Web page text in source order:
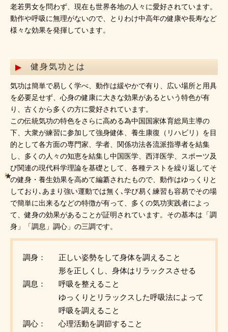
老若男女を問わず、現在も世界各地の人々に愛好されています。
動作や呼吸に無理がないので、とりわけ中高年の健康や長寿など
様々な効果を発揮しています。
健身気功とは
気功は簡単で易しく学べ、動作は緩やかで有り、広い場所と用具
を必要足せず、心身の健康に大きな効果があるという特色が有
り、古くから多くの方に愛好されています。
この伝統気功の特色をさらに高める為中国国家体育総局主導の
下、大衆が練習に参加して強身健体、養生康復（リハビリ）を目
的として各方面の専門家、学者、関係功法各流派指導者を結集
し、多くの人々の知恵を結集し中国医学、西洋医学、スポーツ及
び関連の現代科学理論を基礎として、各種テストを繰り返してそ
の健身・養生効果を高めて編纂されたもので、動作はゆっくりと
しており､あまり強い運動では無く､学び易く練習も容易でその場
で簡単に出来るなどの特徴が有って、多くの気功実践者によっ
て、健身の効果があることが証明されています。その基本は「調
身」「調息」調心」の三調です。
調身：
正しい姿勢をして身体を調えること
形を正しくし、身体はリラックスさせる
調息：
呼吸を整えること
ゆっくりとリラックスした呼吸法によって
呼吸を調えること
調心：
心理活動を調節すること